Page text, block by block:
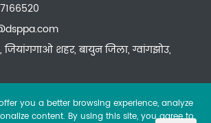
जियांगगाओ शहर, बायुन जिला, ग्वांगझोउ,
you a better browsing experience, analyze
content. By using this site, you agree to